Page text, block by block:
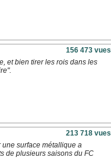
156 473 vues
et bien tirer les rois dans les
213 718 vues
surface métallique a
de plusieurs saisons du FC